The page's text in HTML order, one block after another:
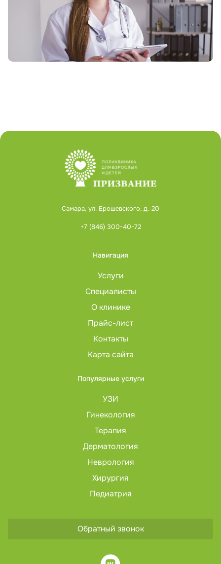
Самара, ул. Ерошевского, д. 20
+7 (846) 300-40-72
Навигация
Услуги
Специалисты
О клинике
Прайс-лист
Контакты
Карта сайта
Популярные услуги
УЗИ
Гинекология
Терапия
Дерматология
Неврология
Хирургия
Педиатрия
Обратный звонок